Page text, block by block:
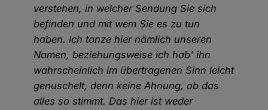
verstehen, in welcher Sendung Sie sich
befinden und mit wem Sie es zu tun
haben. Ich tanze hier nämlich unseren
Namen, beziehungsweise ich hab' ihn
wahrscheinlich im übertragenen Sinn leicht
genuschelt, denn keine Ahnung, ob das
alles so stimmt. Das hier ist weder